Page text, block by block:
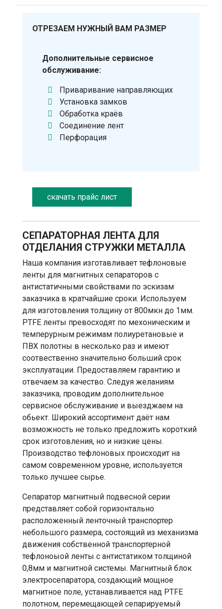
ОТРЕЗАЕМ НУЖНЫЙ ВАМ РАЗМЕР
Дополнительные сервисное
обслуживание:
Приваривание направляющих
Установка замков
Обработка краёв
Соединение лент
Перфорация
скачать прайс лист
СЕПАРАТОРНАЯ ЛЕНТА ДЛЯ
ОТДЕЛАНИЯ СТРУЖКИ МЕТАЛЛА
Наша компания изготавливает тефлоновые
ленты для магнитных сепараторов с
антистатичными свойствами по эскизам
заказчика в кратчайшие сроки. Используем
для изготовления толщину от 800мкн до 1мм.
PTFE ленты превосходят по мехоническим и
темперурным режимам полиуретановые и
ПВХ полотны в несколько раз и имеют
соотвественно значительно больший срок
эксплуатации. Предоставляем гарантию и
отвечаем за качество. Следуя желаниям
заказчика, проводим дополнительное
сервисное обслуживание и выезджаем на
обьект. Широкий ассортимент даёт нам
возможность не только предложить короткий
срок изготовления, но и низкие цены.
Производство тефлоновых происходит на
самом современном уровне, используется
только лучшее сырье.
Сепаратор магнитный подвесной серии
представляет собой горизонтально
расположенный ленточный транспортер
небольшого размера, состоящий из механизма
движения собственной транспортерной
тефлоноыой ленты с антистатиком толщиной
0,8мм и магнитной системы. Магнитный блок
электросепаратора, создающий мощное
магнитное поле, устанавливается над PTFE
полотном, перемещающей сепарируемый